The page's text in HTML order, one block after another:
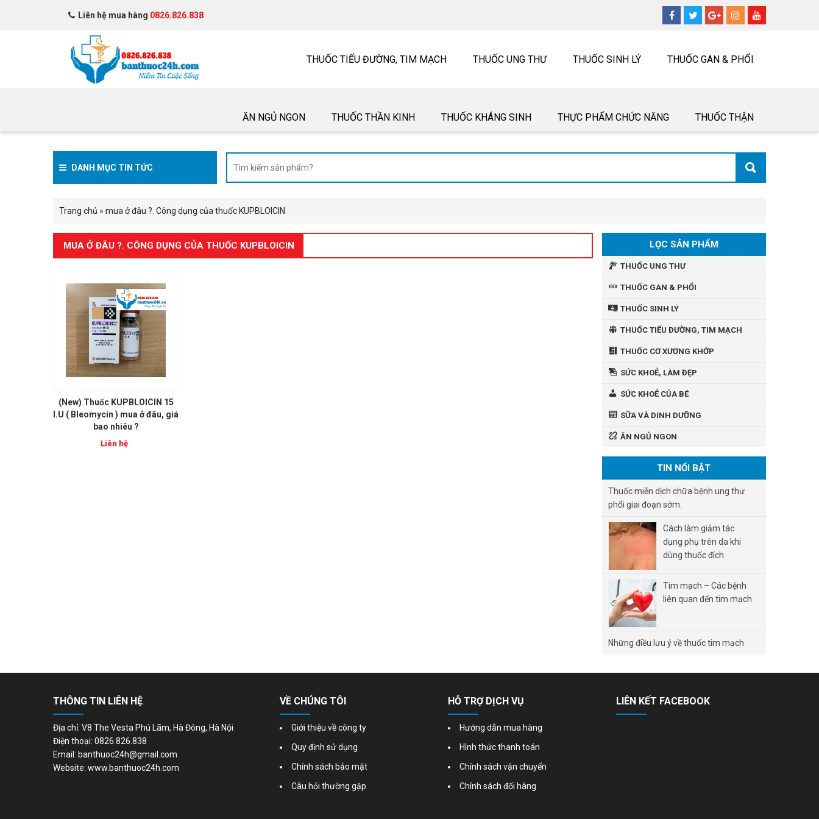
Liên hệ mua hàng 0826.826.838
THUỐC TIỂU ĐƯỜNG, TIM MẠCH THUỐC UNG THƯ THUỐC SINH LÝ THUỐC GAN & PHỔI
ĂN NGỦ NGON THUỐC THẦN KINH THUỐC KHÁNG SINH THỰC PHẨM CHỨC NĂNG THUỐC THẬN
DANH MỤC TIN TỨC
Trang chủ » mua ở đâu ?. Công dụng của thuốc KUPBLOICIN
MUA Ở ĐÂU ?. CÔNG DỤNG CỦA THUỐC KUPBLOICIN
(New) Thuốc KUPBLOICIN 15
I.U ( Bleomycin ) mua ở đâu, giá
bao nhiêu ?
Liên hệ
LỌC SẢN PHẨM
THUỐC UNG THƯ
THUỐC GAN & PHỔI
THUỐC SINH LÝ
THUỐC TIỂU ĐƯỜNG, TIM MẠCH
THUỐC CƠ XƯƠNG KHỚP
SỨC KHOẺ, LÀM ĐẸP
SỨC KHOẺ CỦA BÉ
SỮA VÀ DINH DƯỠNG
ĂN NGỦ NGON
TIN NỔI BẬT
Thuốc miễn dịch chữa bệnh ung thư
phổi giai đoạn sớm.
Cách làm giảm tác
dụng phụ trên da khi
dùng thuốc đích
Tim mạch – Các bệnh
liên quan đến tim mạch
Những điều lưu ý về thuốc tim mạch
THÔNG TIN LIÊN HỆ
Địa chỉ: V8 The Vesta Phú Lãm, Hà Đông, Hà Nội
Điện thoại: 0826.826.838
Email: banthuoc24h@gmail.com
Website: www.banthuoc24h.com
VỀ CHÚNG TÔI
Giới thiệu về công ty
Quy định sử dụng
Chính sách bảo mật
Câu hỏi thường gặp
HỖ TRỢ DỊCH VỤ
Hướng dẫn mua hàng
Hình thức thanh toán
Chính sách vận chuyển
Chính sách đổi hàng
LIÊN KẾT FACEBOOK